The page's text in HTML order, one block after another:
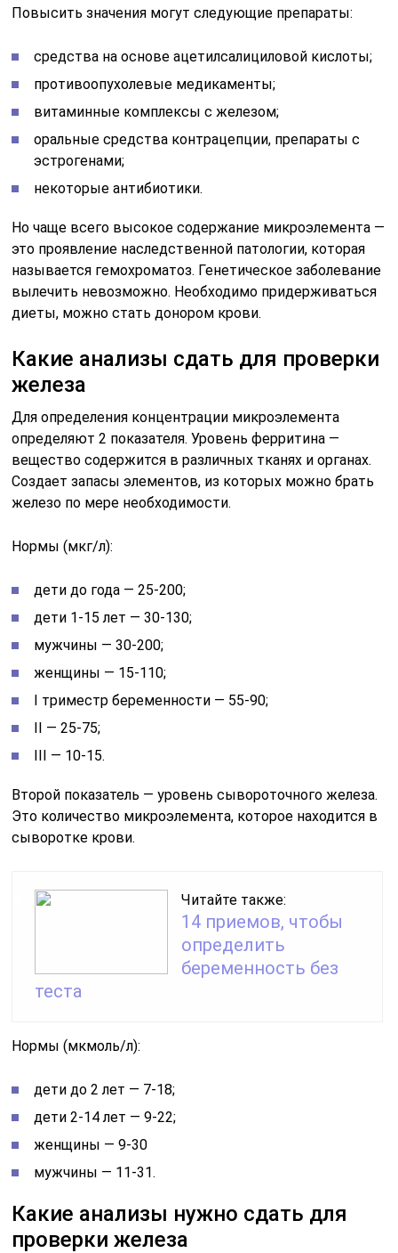
Повысить значения могут следующие препараты:
средства на основе ацетилсалициловой кислоты;
противоопухолевые медикаменты;
витаминные комплексы с железом;
оральные средства контрацепции, препараты с
эстрогенами;
некоторые антибиотики.
Но чаще всего высокое содержание микроэлемента —
это проявление наследственной патологии, которая
называется гемохроматоз. Генетическое заболевание
вылечить невозможно. Необходимо придерживаться
диеты, можно стать донором крови.
Какие анализы сдать для проверки
железа
Для определения концентрации микроэлемента
определяют 2 показателя. Уровень ферритина —
вещество содержится в различных тканях и органах.
Создает запасы элементов, из которых можно брать
железо по мере необходимости.
Нормы (мкг/л):
дети до года — 25-200;
дети 1-15 лет — 30-130;
мужчины — 30-200;
женщины — 15-110;
I триместр беременности — 55-90;
II — 25-75;
III — 10-15.
Второй показатель — уровень сывороточного железа.
Это количество микроэлемента, которое находится в
сыворотке крови.
Читайте также:
14 приемов, чтобы
определить
беременность без
теста
Нормы (мкмоль/л):
дети до 2 лет — 7-18;
дети 2-14 лет — 9-22;
женщины — 9-30
мужчины — 11-31.
Какие анализы нужно сдать для
проверки железа